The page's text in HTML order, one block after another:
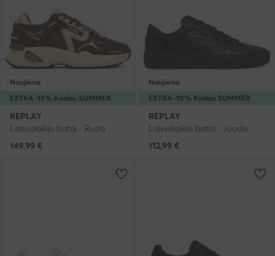
EXTRA -15% Kodas: SUMMER
Naujiena
REPLAY
Laisvalaikio batai · Ruda
149,99 €
EXTRA -10% Kodas: SUMMER
Naujiena
REPLAY
Laisvalaikio batai · Juoda
112,99 €